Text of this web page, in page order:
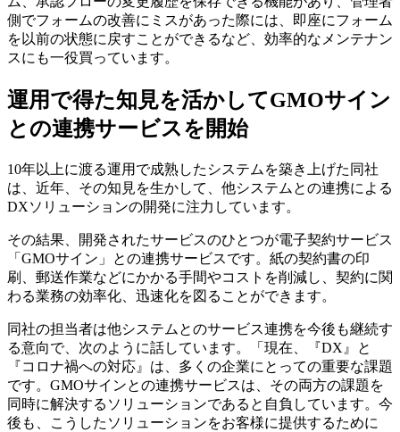
側でフォームの改善にミスがあった際には、即座にフォーム
を以前の状態に戻すことができるなど、効率的なメンテナン
スにも一役買っています。
運用で得た知見を活かしてGMOサイン
との連携サービスを開始
10年以上に渡る運用で成熟したシステムを築き上げた同社
は、近年、その知見を生かして、他システムとの連携による
DXソリューションの開発に注力しています。
その結果、開発されたサービスのひとつが電子契約サービス
「GMOサイン」との連携サービスです。紙の契約書の印
刷、郵送作業などにかかる手間やコストを削減し、契約に関
わる業務の効率化、迅速化を図ることができます。
同社の担当者は他システムとのサービス連携を今後も継続す
る意向で、次のように話しています。「現在、『DX』と
『コロナ禍への対応』は、多くの企業にとっての重要な課題
です。GMOサインとの連携サービスは、その両方の課題を
同時に解決するソリューションであると自負しています。今
後も、こうしたソリューションをお客様に提供するために